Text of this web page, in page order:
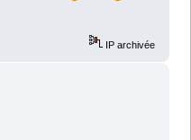
IP archivée